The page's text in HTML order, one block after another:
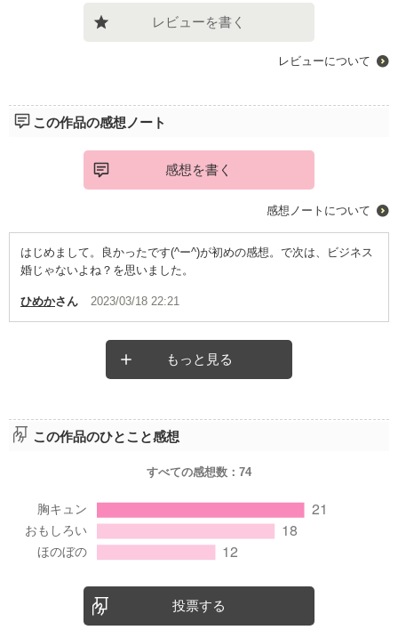
レビューを書く
レビューについて
この作品の感想ノート
感想を書く
感想ノートについて
はじめまして。良かったです(^ー^)が初めの感想。で次は、ビジネス
婚じゃないよね？を思いました。
ひめかさん 2023/03/18 22:21
もっと見る
この作品のひとこと感想
すべての感想数： 74
投票する